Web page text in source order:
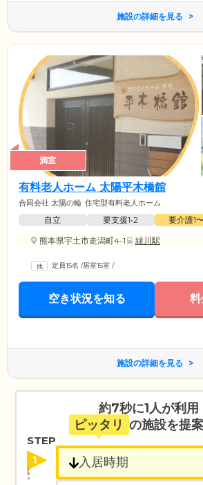
施設の詳細を見る
満室
有料老人ホーム 太陽平木橋館
合同会社 太陽の輪 住宅型有料老人ホーム
自立 要支援1•2 要介護1
熊本県宇土市走潟町4-1
緑川駅
定員15名 /居室15室 /
空き状況を知る 料
施設の詳細を見る
約7秒に1人が利用
ピッタリ の施設を提
STEP
1